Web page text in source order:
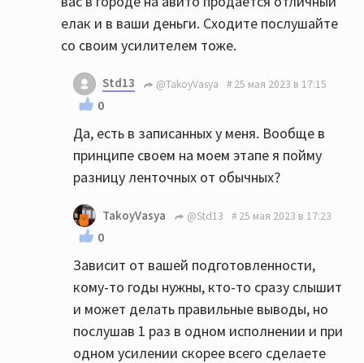
елак и в ваши деньги. Сходите послушайте
со своим усилителем тоже.
Std13 @TakoyVasya 25 мая 2023 в 17:15
0
Да, есть в записанных у меня. Вообще в
принципе своем на моем этапе я пойму
разницу ленточных от обычных?
TakoyVasya @Std13 25 мая 2023 в 17:23
0
Зависит от вашей подготовленности,
кому-то годы нужны, кто-то сразу слышит
и может делать правильные выводы, но
послушав 1 раз в одном исполнении и при
одном усилении скорее всего сделаете